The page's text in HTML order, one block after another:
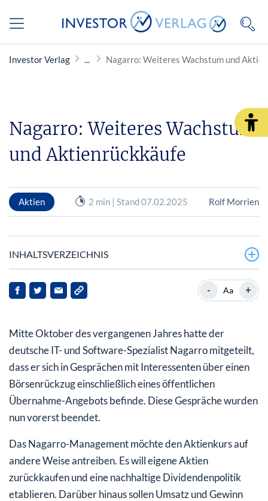
Investor Verlag Nagarro: Weiteres Wachstum und
Nagarro: Weiteres Wachstum
und Aktienrückkäufe
Aktien 2 min | Stand 07.02.2025 Rolf Morrien
INHALTSVERZEICHNIS
Die Digitalisierungs-Spezialisten
Weiteres Wachstum für 2025 geplant
- Aa +
Mitte Oktober des vergangenen Jahres hatte der
deutsche IT- und Software-Spezialist Nagarro mitgeteilt,
dass er sich in Gesprächen mit Interessenten über einen
Börsenrückzug einschließlich eines öffentlichen
Übernahme-Angebots befinde. Diese Gespräche wurden
nun vorerst beendet.
Das Nagarro-Management möchte den Aktienkurs auf
andere Weise antreiben. Es will eigene Aktien
zurückkaufen und eine nachhaltige Dividendenpolitik
etablieren. Darüber hinaus sollen Umsatz und Gewinn